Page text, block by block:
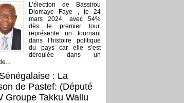
L’élection de Bassirou
Diomaye Faye , le 24
mars 2024, avec 54%
dès le premier tour,
représente un tournant
dans l’histoire politique
du pays car elle s’est
déroulée dans un
: La
de Pastef: (Député
Groupe Takku Wallu